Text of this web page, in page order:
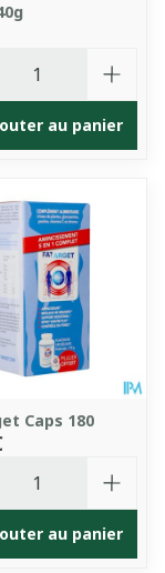
au panier
Caps 180
au panier